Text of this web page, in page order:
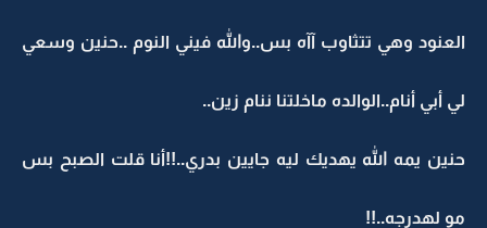
العنود وهي تتثاوب آآه بس..والله فيني النوم ..حنين وسعي
لي أبي أنام..الوالده ماخلتنا ننام زين..
حنين يمه الله يهديك ليه جايين بدري..!!أنا قلت الصبح بس
مو لهدرجه..!!